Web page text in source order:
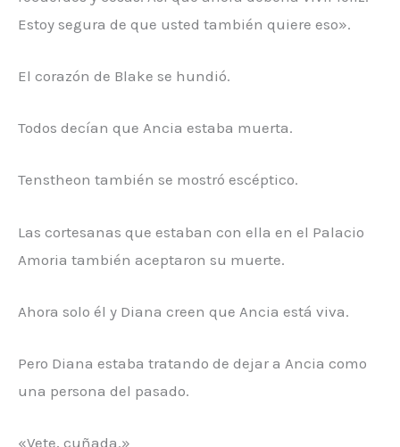
Estoy segura de que usted también quiere eso».
El corazón de Blake se hundió.
Todos decían que Ancia estaba muerta.
Tenstheon también se mostró escéptico.
Las cortesanas que estaban con ella en el Palacio
Amoria también aceptaron su muerte.
Ahora solo él y Diana creen que Ancia está viva.
Pero Diana estaba tratando de dejar a Ancia como
una persona del pasado.
«Vete, cuñada.»